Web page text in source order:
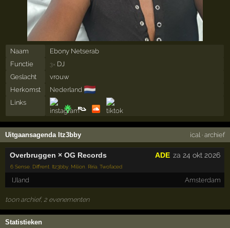
Naam
Ebony Netserab
Functie
3× DJ
Geslacht
vrouw
Herkomst
Nederland 🇳🇱
Links
Uitgaansagenda Itz3bby ical · archief
Overbruggen × OG Records za 24 okt 2026
ADE
6 Sense Diffrent Itz3bby Milion Riria ,Twofaced
IJland Amsterdam
toon archief, 2 evenementen
Statistieken